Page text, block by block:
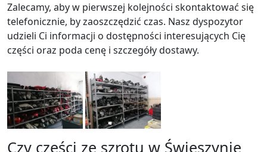
Zalecamy, aby w pierwszej kolejności skontaktować się
telefonicznie, by zaoszczędzić czas. Nasz dyspozytor
udzieli Ci informacji o dostępności interesujących Cię
części oraz poda cenę i szczegóły dostawy.
Czy części ze szrotu w Świeszynie